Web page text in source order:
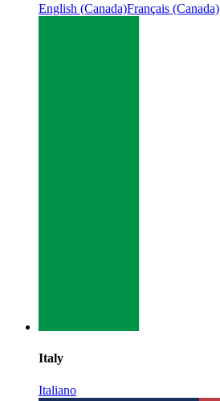
English (Canada)Français (Canada)
Italy
Italiano